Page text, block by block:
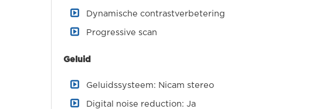
Dynamische contrastverbetering
Progressive scan
Geluid
Geluidssysteem: Nicam stereo
Digital noise reduction: Ja